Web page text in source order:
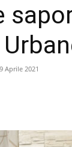
9 Aprile 2021